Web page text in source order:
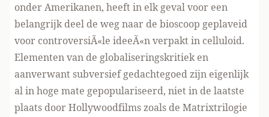
onder Amerikanen, heeft in elk geval voor een
belangrijk deel de weg naar de bioscoop geplaveid
voor controversiÃ«le ideeÃ«n verpakt in celluloid.
Elementen van de globaliseringskritiek en
aanverwant subversief gedachtegoed zijn eigenlijk
al in hoge mate gepopulariseerd, niet in de laatste
plaats door Hollywoodfilms zoals de Matrixtrilogie